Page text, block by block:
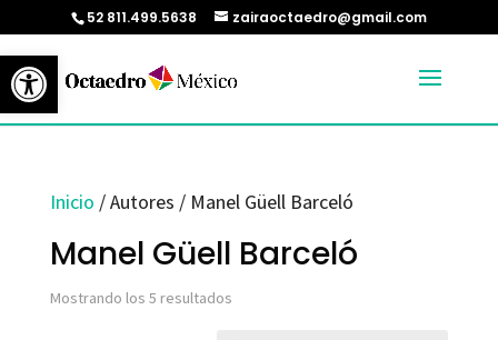
Abrir barra de herramientas
52 811.499.5638 zairaoctaedro@gmail.com
Inicio / Autores / Manel Güell Barceló
Manel Güell Barceló
Mostrando los 5 resultadosOrdenado